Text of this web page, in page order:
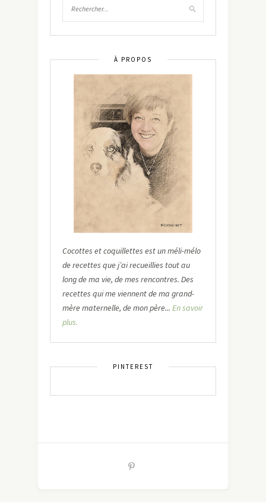
À PROPOS
Cocottes et coquillettes est un méli-mélo
de recettes que j’ai recueillies tout au
long de ma vie, de mes rencontres. Des
recettes qui me viennent de ma grand-
mère maternelle, de mon père... En savoir
plus.
PINTEREST